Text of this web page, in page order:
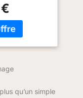
élevée
poussière
sont
des
de
qu’un simple